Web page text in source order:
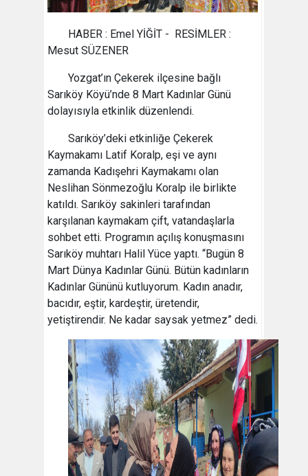
HABER : Emel YİĞİT - RESİMLER :
Mesut SÜZENER
Yozgat’ın Çekerek ilçesine bağlı
Sarıköy Köyü’nde 8 Mart Kadınlar Günü
dolayısıyla etkinlik düzenlendi.
Sarıköy’deki etkinliğe Çekerek
Kaymakamı Latif Koralp, eşi ve aynı
zamanda Kadışehri Kaymakamı olan
Neslihan Sönmezoğlu Koralp ile birlikte
katıldı. Sarıköy sakinleri tarafından
karşılanan kaymakam çift, vatandaşlarla
sohbet etti. Programın açılış konuşmasını
Sarıköy muhtarı Halil Yüce yaptı. “Bugün 8
Mart Dünya Kadınlar Günü. Bütün kadınların
Kadınlar Gününü kutluyorum. Kadın anadır,
bacıdır, eştir, kardeştir, üretendir,
yetiştirendir. Ne kadar saysak yetmez” dedi.